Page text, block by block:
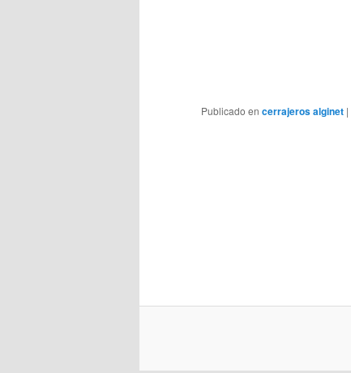
Publicado en cerrajeros alginet |